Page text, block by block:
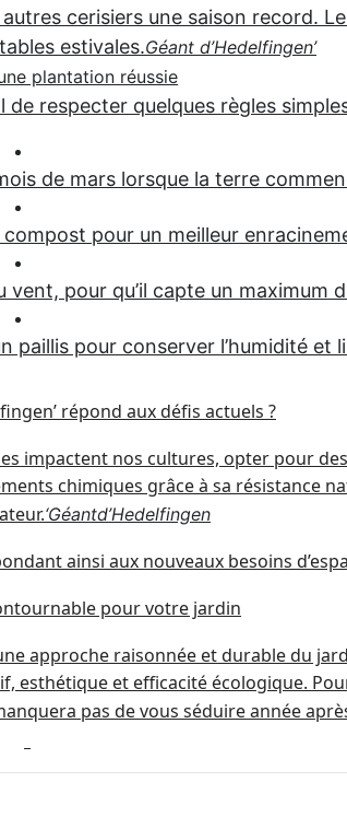
cerisiers une saison record.
estivales.Géant d’Hedelfingen’
plantation réussie
respecter quelques règles
de mars lorsque la terre
pour un meilleur
pour qu’il capte un maximum
paillis pour conserver l’humidité et
répond aux défis actuels ?
impactent nos cultures, opter pour
chimiques grâce à sa résistance
‘Géantd’Hedelfingen
ainsi aux nouveaux besoins
pour votre jardin
approche raisonnée et durable du
et efficacité écologique.
pas de vous séduire année